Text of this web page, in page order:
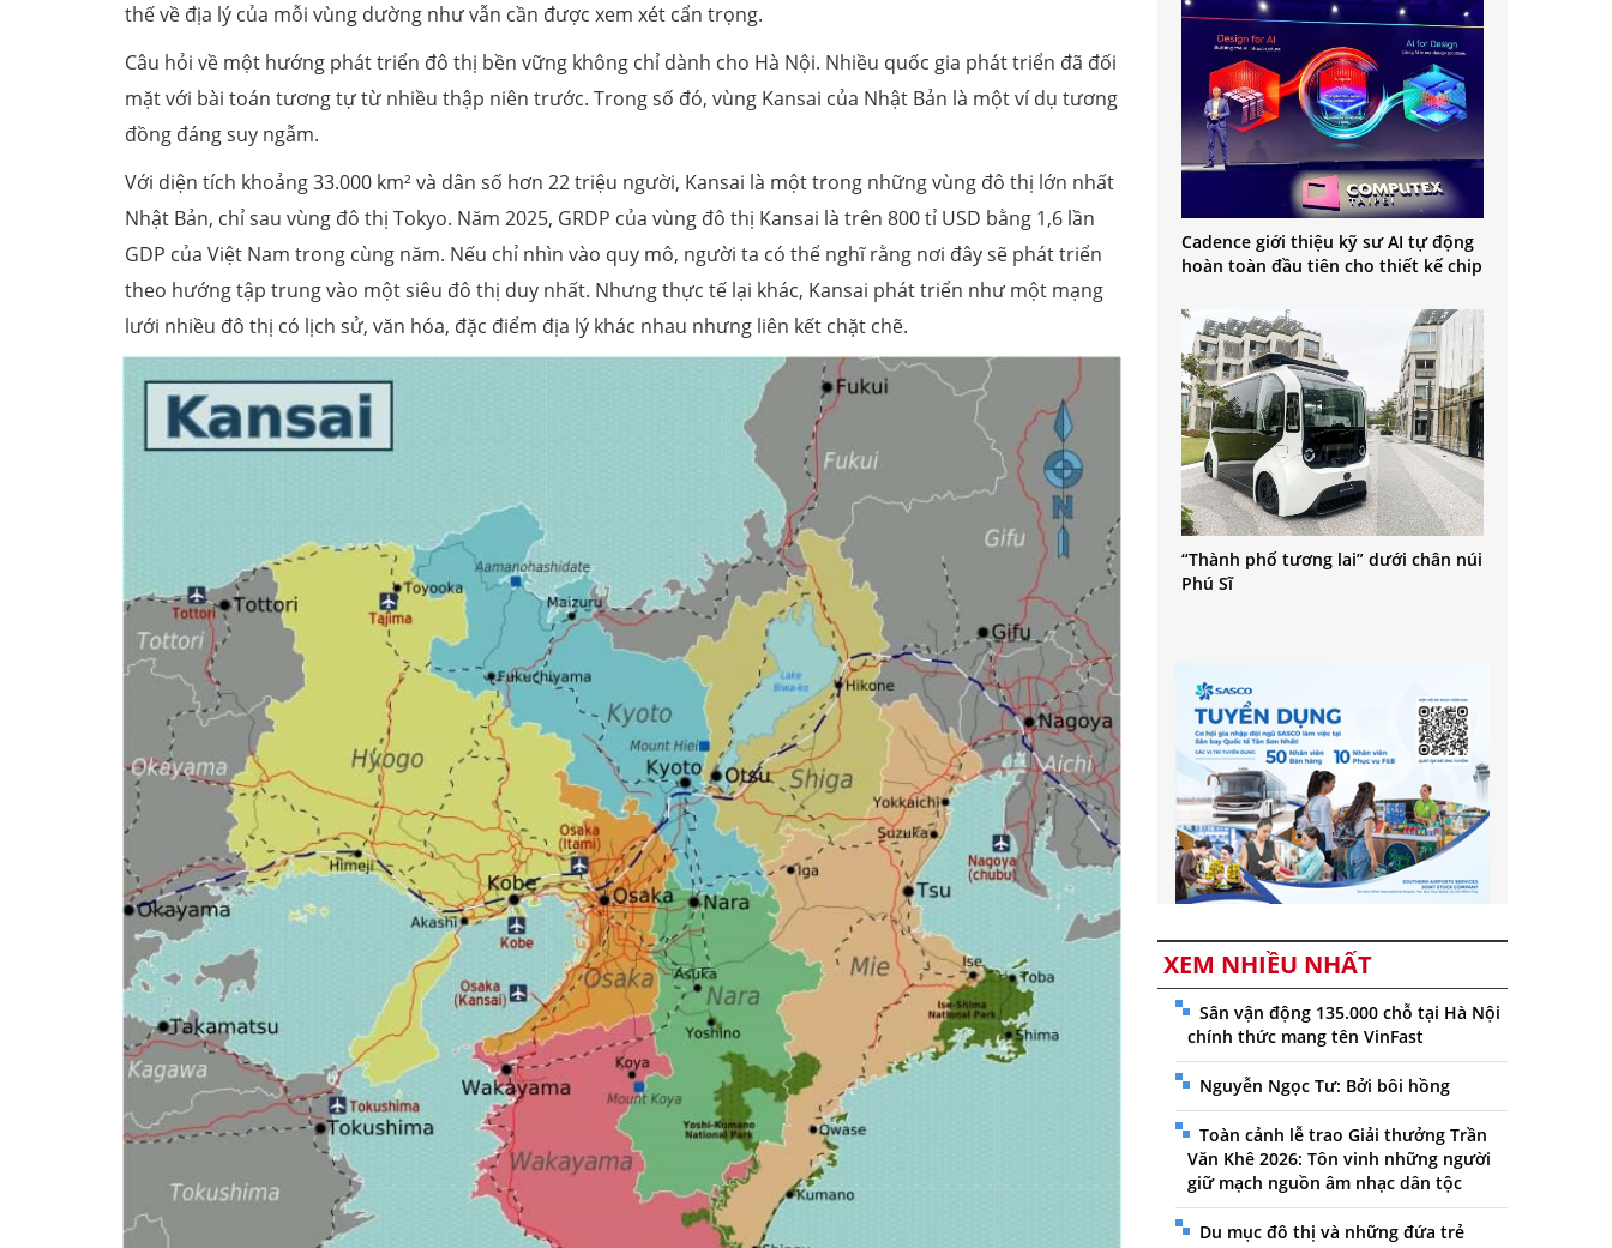
thế về địa lý của mỗi vùng dường như vẫn cần được xem xét cẩn trọng.
Câu hỏi về một hướng phát triển đô thị bền vững không chỉ dành cho Hà Nội. Nhiều quốc gia phát triển đã đối
mặt với bài toán tương tự từ nhiều thập niên trước. Trong số đó, vùng Kansai của Nhật Bản là một ví dụ tương
đồng đáng suy ngẫm.
Với diện tích khoảng 33.000 km² và dân số hơn 22 triệu người, Kansai là một trong những vùng đô thị lớn nhất
Nhật Bản, chỉ sau vùng đô thị Tokyo. Năm 2025, GRDP của vùng đô thị Kansai là trên 800 tỉ USD bằng 1,6 lần
GDP của Việt Nam trong cùng năm. Nếu chỉ nhìn vào quy mô, người ta có thể nghĩ rằng nơi đây sẽ phát triển
theo hướng tập trung vào một siêu đô thị duy nhất. Nhưng thực tế lại khác, Kansai phát triển như một mạng
lưới nhiều đô thị có lịch sử, văn hóa, đặc điểm địa lý khác nhau nhưng liên kết chặt chẽ.
Cadence giới thiệu kỹ sư AI tự động
hoàn toàn đầu tiên cho thiết kế chip
“Thành phố tương lai” dưới chân núi
Phú Sĩ
XEM NHIỀU NHẤT
Sân vận động 135.000 chỗ tại Hà Nội
chính thức mang tên VinFast
Nguyễn Ngọc Tư: Bởi bôi hồng
Toàn cảnh lễ trao Giải thưởng Trần
Văn Khê 2026: Tôn vinh những người
giữ mạch nguồn âm nhạc dân tộc
Du mục đô thị và những đứa trẻ